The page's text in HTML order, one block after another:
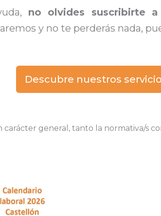
no olvides suscribirte
y no te perderás nada,
Descubre nuestros
general, tanto la normativa/s